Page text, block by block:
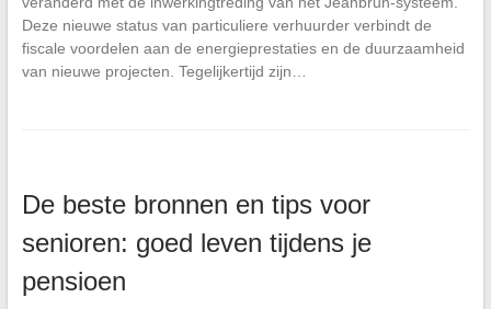
Deze nieuwe status van particuliere verhuurder verbindt de
fiscale voordelen aan de energieprestaties en de duurzaamheid
van nieuwe projecten. Tegelijkertijd zijn…
De beste bronnen en tips voor
senioren: goed leven tijdens je
pensioen